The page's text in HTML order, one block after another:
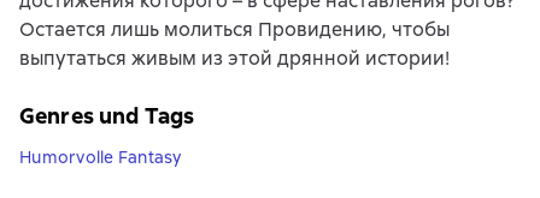
Остается лишь молиться Провидению, чтобы
выпутаться живым из этой дрянной истории!
Genres und Tags
Humorvolle Fantasy